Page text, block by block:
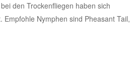
den Trockenfliegen haben sich
Nymphen sind Pheasant Tail,